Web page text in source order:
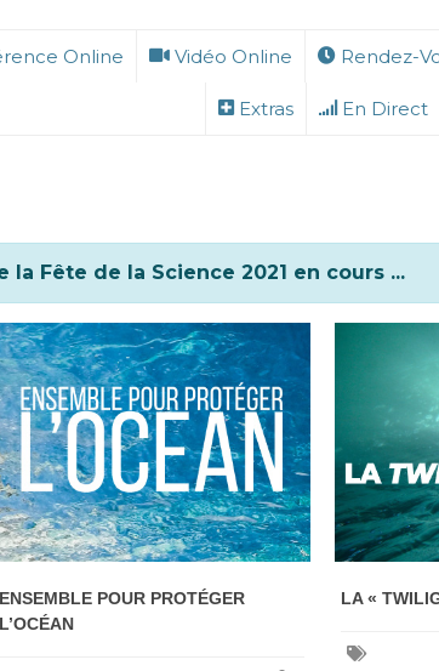
Online Vidéo Online Rendez-
Extras En Direct
la Fête de la Science 2021 en cours ...
ENSEMBLE POUR PROTÉGER
L’OCÉAN
LA «